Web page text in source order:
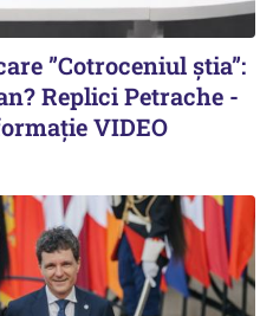
”Cotroceniul știa”:
Replici Petrache -
VIDEO